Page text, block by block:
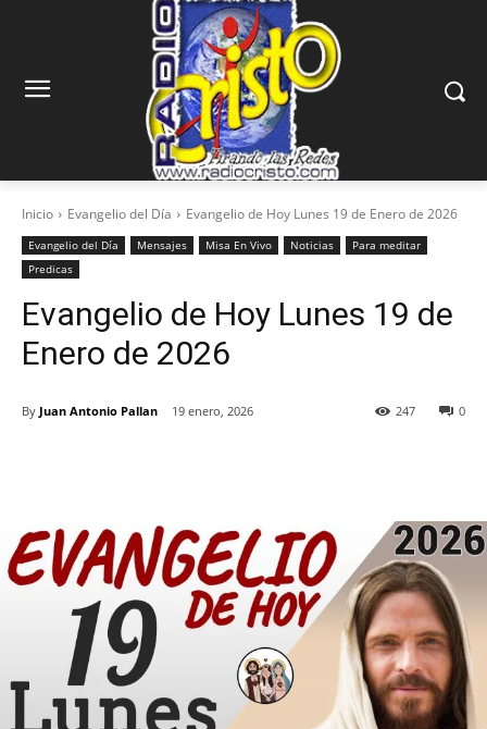
Inicio Evangelio del Día Evangelio de Hoy Lunes 19 de Enero de 2026
Evangelio del Día Mensajes Misa En Vivo Noticias
Para meditar
Predicas
Evangelio de Hoy Lunes 19 de
Enero de 2026
By Juan Antonio Pallan 19 enero, 2026 0
247